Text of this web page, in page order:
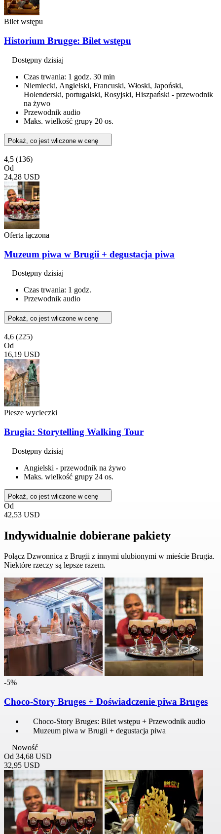
Bilet wstępu
Historium Brugge: Bilet wstępu
Dostępny dzisiaj
Czas trwania: 1 godz. 30 min
Niemiecki, Angielski, Francuski, Włoski, Japoński,
Holenderski, portugalski, Rosyjski, Hiszpański - przewodnik
na żywo
Przewodnik audio
Maks. wielkość grupy 20 os.
Pokaż, co jest wliczone w cenę
4,5 (136)
Od
24,28 USD
Oferta łączona
Muzeum piwa w Brugii + degustacja piwa
Dostępny dzisiaj
Czas trwania: 1 godz.
Przewodnik audio
Pokaż, co jest wliczone w cenę
4,6 (225)
Od
16,19 USD
Piesze wycieczki
Brugia: Storytelling Walking Tour
Dostępny dzisiaj
Angielski - przewodnik na żywo
Maks. wielkość grupy 24 os.
Pokaż, co jest wliczone w cenę
Od
42,53 USD
Indywidualnie dobierane pakiety
Połącz Dzwonnica z Brugii z innymi ulubionymi w mieście Brugia.
Niektóre rzeczy są lepsze razem.
-5%
Choco-Story Bruges + Doświadczenie piwa Bruges
Choco-Story Bruges: Bilet wstępu + Przewodnik audio
Muzeum piwa w Brugii + degustacja piwa
Nowość
Od 34,68 USD
32,95 USD